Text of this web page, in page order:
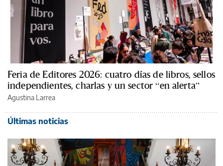
Feria de Editores 2026: cuatro días de libros, sellos
independientes, charlas y un sector “en alerta”
Agustina Larrea
Últimas noticias